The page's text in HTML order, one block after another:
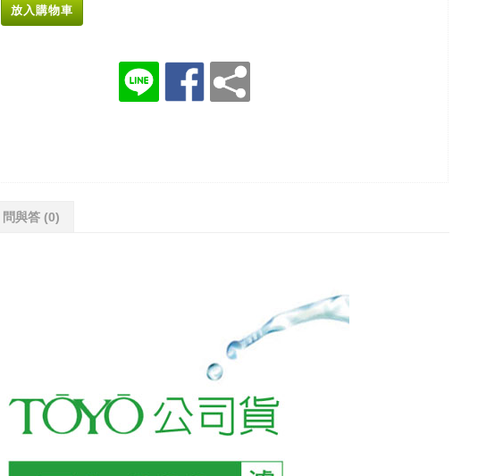
放入購物車
問與答 (0)